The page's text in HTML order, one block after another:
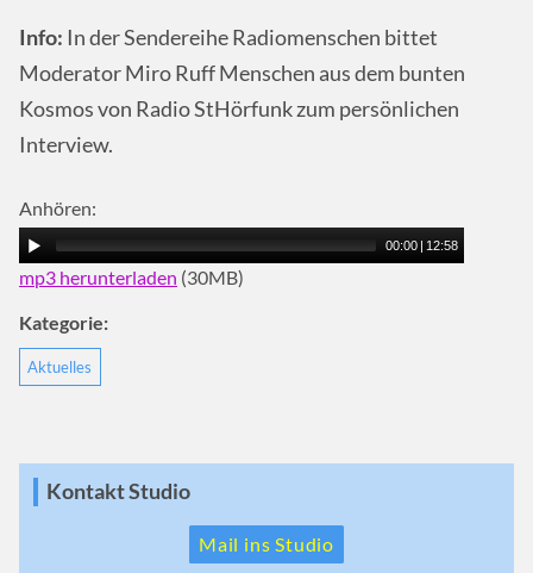
Info: In der Sendereihe Radiomenschen bittet
Moderator Miro Ruff Menschen aus dem bunten
Kosmos von Radio StHörfunk zum persönlichen
Interview.
Anhören:
00:00 12:58
mp3 herunterladen (30MB)
Kategorie:
Aktuelles
Kontakt Studio
Mail ins Studio